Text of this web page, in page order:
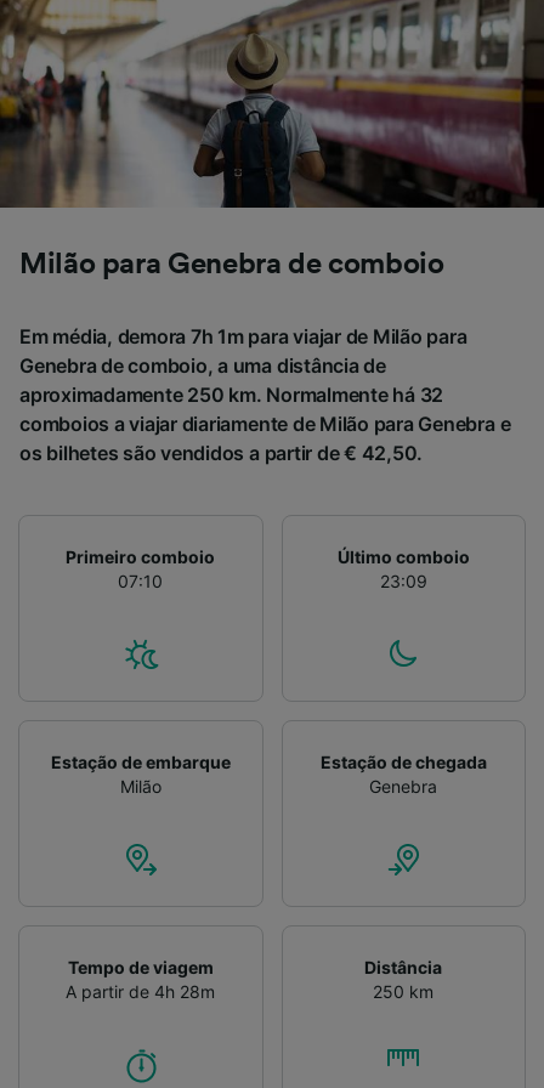
Milão para Genebra de comboio
Em média, demora 7h 1m para viajar de Milão para
Genebra de comboio, a uma distância de
aproximadamente 250 km. Normalmente há 32
comboios a viajar diariamente de Milão para Genebra e
os bilhetes são vendidos a partir de € 42,50.
Primeiro comboio
07:10
Último comboio
23:09
Estação de embarque
Milão
Estação de chegada
Genebra
Tempo de viagem
A partir de 4h 28m
Distância
250 km
se você tiver pedido para não ser rastreado.
Nós e nossos parceiros processamos os
dados para fornecer:
Usar dados exatos de geolocalização.
Verificar ativamente as características do
dispositivo para identificação. Armazenar e/ou
acessar informações em um dispositivo.
Publicidade e conteúdo personalizados,
de público e desenvolvimento de serviços..